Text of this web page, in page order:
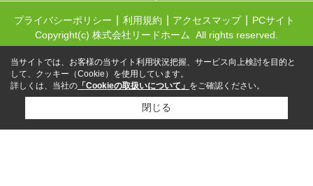
プライバシーポリシー 利用規約 アクセスマップ
PCサイト
Copyright(c) 株式会社リードホーム All rights reserved.
当サイトでは、お客様の当サイト利用状況把握、サービス向上検討を目的と
して、クッキー（Cookie）を使用しています。
詳しくは、当社の 「Cookieの取扱いについて」 をご確認ください。
閉じる